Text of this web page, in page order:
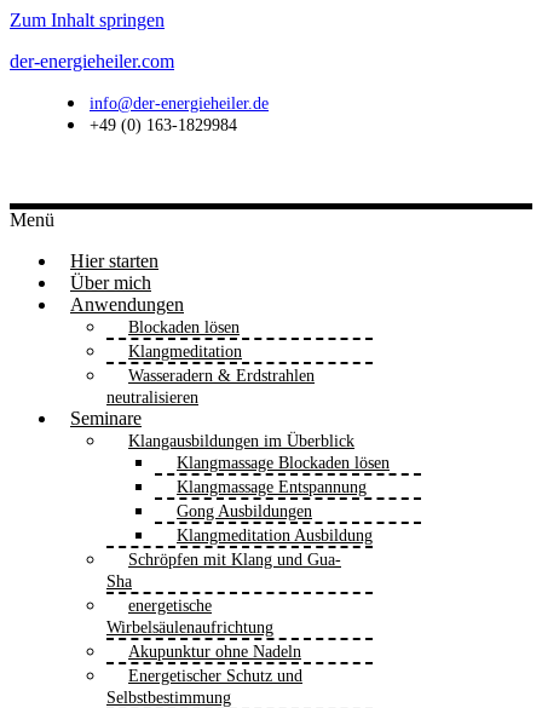
Zum Inhalt springen
der-energieheiler.com
info@der-energieheiler.de
+49 (0) 163-1829984
Menü
Hier starten
Über mich
Anwendungen
Blockaden lösen
Klangmeditation
Wasseradern & Erdstrahlen
neutralisieren
Seminare
Klangausbildungen im Überblick
Klangmassage Blockaden lösen
Klangmassage Entspannung
Gong Ausbildungen
Klangmeditation Ausbildung
Schröpfen mit Klang und Gua-
Sha
energetische
Wirbelsäulenaufrichtung
Akupunktur ohne Nadeln
Energetischer Schutz und
Selbstbestimmung